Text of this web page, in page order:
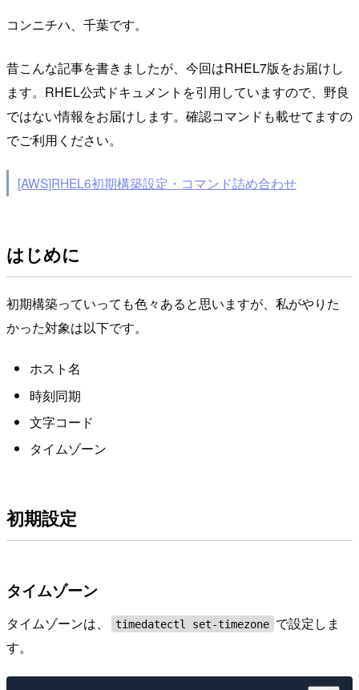
コンニチハ、千葉です。
昔こんな記事を書きましたが、今回はRHEL7版をお届けし
ます。RHEL公式ドキュメントを引用していますので、野良
ではない情報をお届けします。確認コマンドも載せてますの
でご利用ください。
[AWS]RHEL6初期構築設定・コマンド詰め合わせ
はじめに
初期構築っていっても色々あると思いますが、私がやりた
かった対象は以下です。
ホスト名
時刻同期
文字コード
タイムゾーン
初期設定
タイムゾーン
タイムゾーンは、 timedatectl set-timezone で設定しま
す。